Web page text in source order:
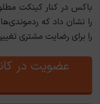
‌باکس در کنار کینکت
را نشان داد که
را برای رضایت مشتری
عضویت در